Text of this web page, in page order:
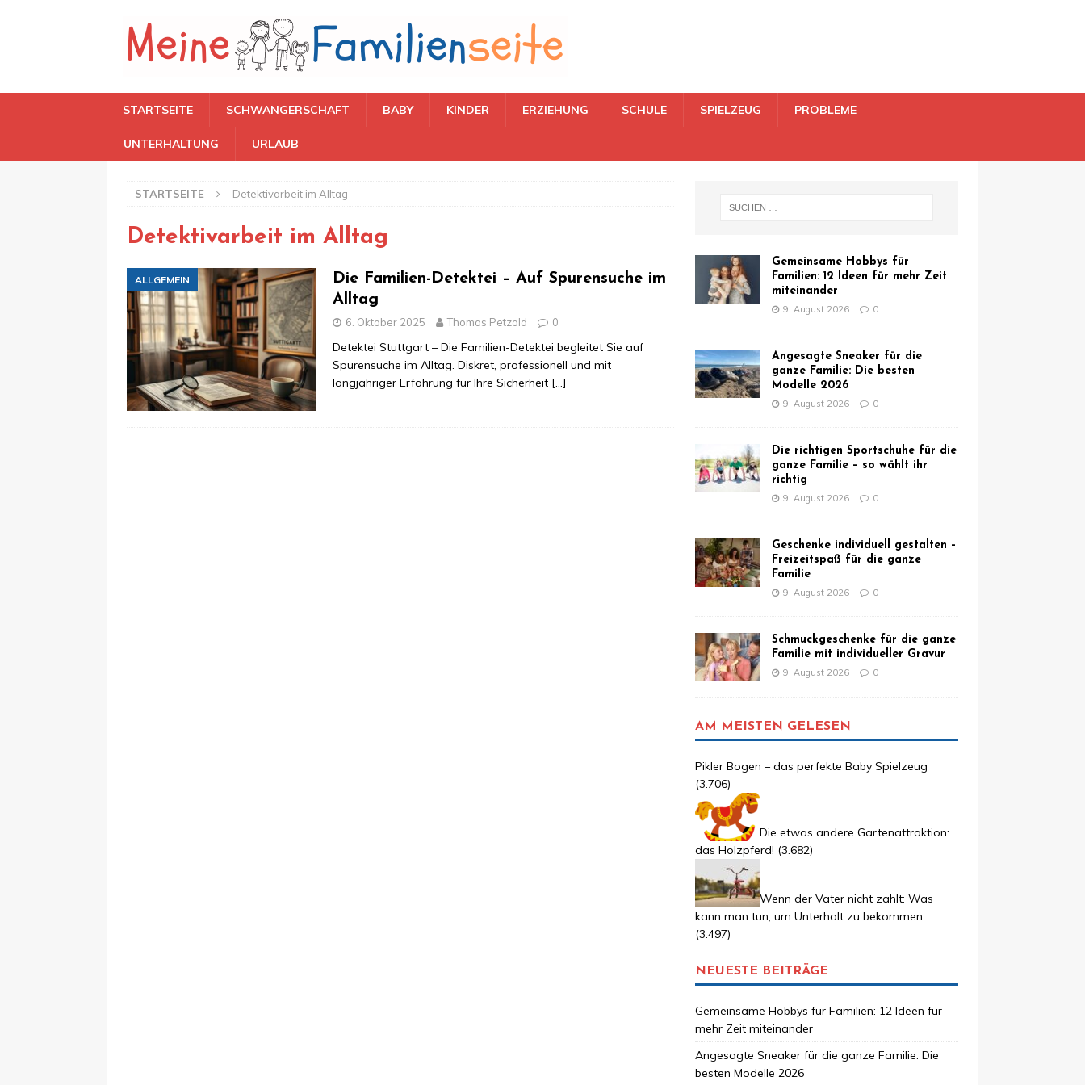
STARTSEITE SCHWANGERSCHAFT BABY KINDER ERZIEHUNG SCHULE SPIELZEUG PROBLEME
UNTERHALTUNG URLAUB
STARTSEITE Detektivarbeit im Alltag
Detektivarbeit im Alltag
ALLGEMEIN
Die Familien-Detektei – Auf Spurensuche im
Alltag
6. Oktober 2025 Thomas Petzold 0
Detektei Stuttgart – Die Familien-Detektei begleitet Sie auf
Spurensuche im Alltag. Diskret, professionell und mit
langjähriger Erfahrung für Ihre Sicherheit […]
Gemeinsame Hobbys für
Familien: 12 Ideen für mehr Zeit
miteinander
9. August 2026 0
Angesagte Sneaker für die
ganze Familie: Die besten
Modelle 2026
9. August 2026 0
Die richtigen Sportschuhe für die
ganze Familie – so wählt ihr
richtig
9. August 2026 0
Geschenke individuell gestalten –
Freizeitspaß für die ganze
Familie
9. August 2026 0
Schmuckgeschenke für die ganze
Familie mit individueller Gravur
9. August 2026 0
AM MEISTEN GELESEN
Pikler Bogen – das perfekte Baby Spielzeug
(3.706)
Die etwas andere Gartenattraktion:
das Holzpferd! (3.682)
Wenn der Vater nicht zahlt: Was
kann man tun, um Unterhalt zu bekommen
(3.497)
NEUESTE BEITRÄGE
Gemeinsame Hobbys für Familien: 12 Ideen für
mehr Zeit miteinander
Angesagte Sneaker für die ganze Familie: Die
besten Modelle 2026